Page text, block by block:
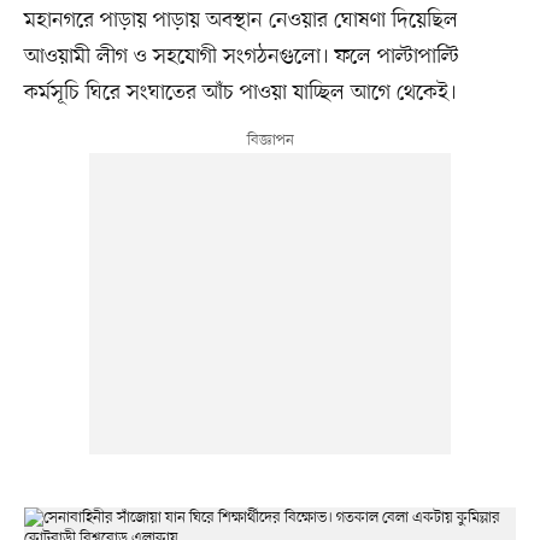
মহানগরে পাড়ায় পাড়ায় অবস্থান নেওয়ার ঘোষণা দিয়েছিল
আওয়ামী লীগ ও সহযোগী সংগঠনগুলো। ফলে পাল্টাপাল্টি
কর্মসূচি ঘিরে সংঘাতের আঁচ পাওয়া যাচ্ছিল আগে থেকেই।